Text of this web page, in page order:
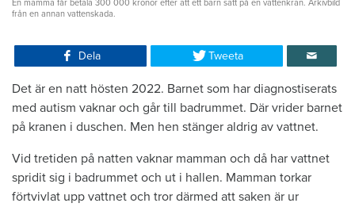
En mamma får betala 300 000 kronor efter att ett barn satt på en vattenkran. Arkivbild
från en annan vattenskada.
Dela Tweeta
Det är en natt hösten 2022. Barnet som har diagnostiserats
med autism vaknar och går till badrummet. Där vrider barnet
på kranen i duschen. Men hen stänger aldrig av vattnet.
Vid tretiden på natten vaknar mamman och då har vattnet
spridit sig i badrummet och ut i hallen. Mamman torkar
förtvivlat upp vattnet och tror därmed att saken är ur